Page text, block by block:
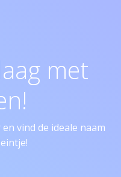
met
vind de ideale naam